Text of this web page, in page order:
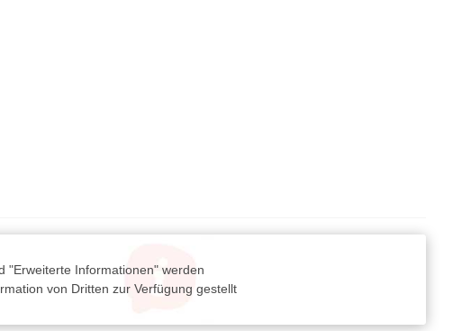
"Erweiterte Informationen" werden
von Dritten zur Verfügung gestellt